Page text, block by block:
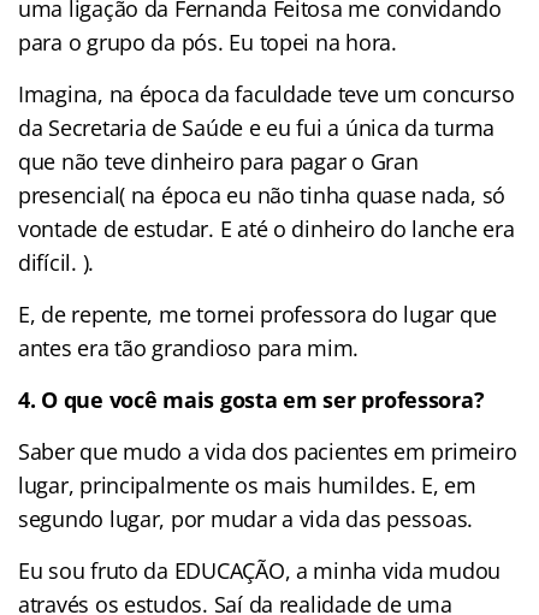
uma ligação da Fernanda Feitosa me convidando
para o grupo da pós. Eu topei na hora.
Imagina, na época da faculdade teve um concurso
da Secretaria de Saúde e eu fui a única da turma
que não teve dinheiro para pagar o Gran
presencial( na época eu não tinha quase nada, só
vontade de estudar. E até o dinheiro do lanche era
difícil. ).
E, de repente, me tornei professora do lugar que
antes era tão grandioso para mim.
4. O que você mais gosta em ser professora?
Saber que mudo a vida dos pacientes em primeiro
lugar, principalmente os mais humildes. E, em
segundo lugar, por mudar a vida das pessoas.
Eu sou fruto da EDUCAÇÃO, a minha vida mudou
através os estudos. Saí da realidade de uma